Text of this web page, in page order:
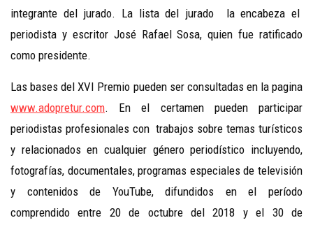
integrante del jurado. La lista del jurado la encabeza el
periodista y escritor José Rafael Sosa, quien fue ratificado
como presidente.
Las bases del XVI Premio pueden ser consultadas en la pagina
www.adopretur.com. En el certamen pueden participar
periodistas profesionales con trabajos sobre temas turísticos
y relacionados en cualquier género periodístico incluyendo,
fotografías, documentales, programas especiales de televisión
y contenidos de YouTube, difundidos en el período
comprendido entre 20 de octubre del 2018 y el 30 de